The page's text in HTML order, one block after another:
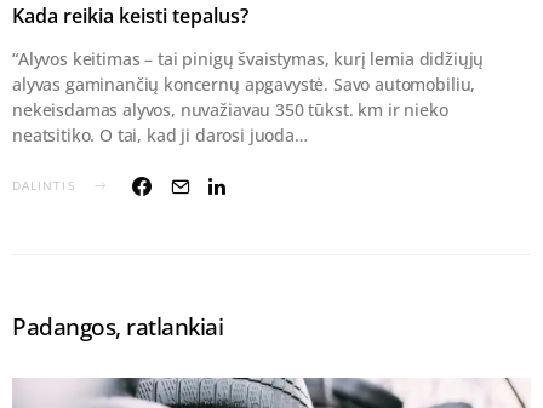
Kada reikia keisti tepalus?
“Alyvos keitimas – tai pinigų švaistymas, kurį lemia didžiųjų
alyvas gaminančių koncernų apgavystė. Savo automobiliu,
nekeisdamas alyvos, nuvažiavau 350 tūkst. km ir nieko
neatsitiko. O tai, kad ji darosi juoda…
DALINTIS
Padangos, ratlankiai